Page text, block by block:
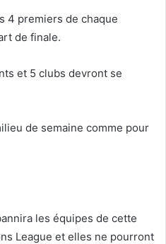
4 premiers de chaque
de finale.
et 5 clubs devront se
de semaine comme pour
les équipes de cette
League et elles ne pourront